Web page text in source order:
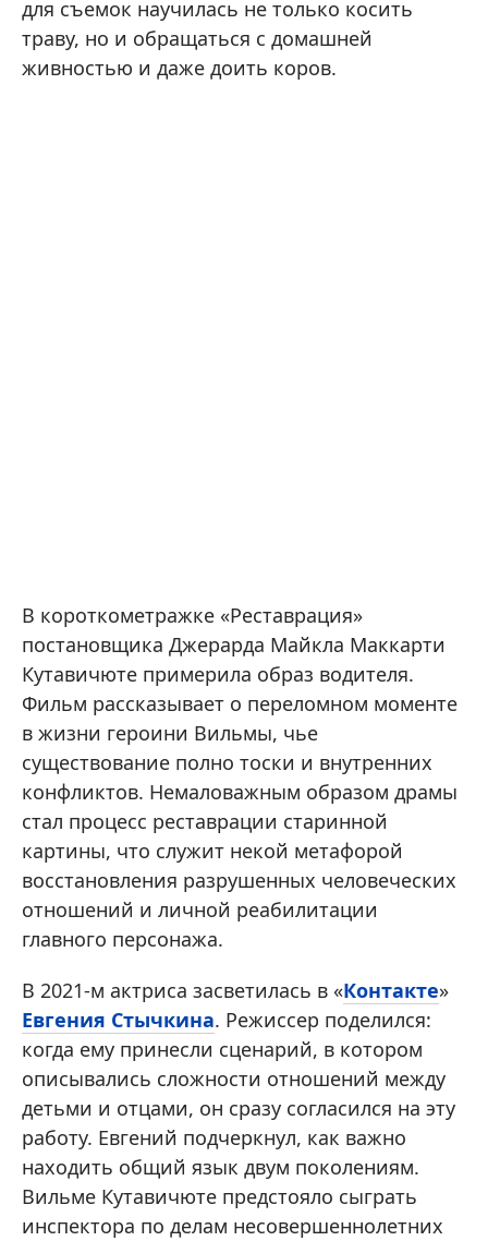
для съемок научилась не только косить
траву, но и обращаться с домашней
живностью и даже доить коров.
В короткометражке «Реставрация»
постановщика Джерарда Майкла Маккарти
Кутавичюте примерила образ водителя.
Фильм рассказывает о переломном моменте
в жизни героини Вильмы, чье
существование полно тоски и внутренних
конфликтов. Немаловажным образом драмы
стал процесс реставрации старинной
картины, что служит некой метафорой
восстановления разрушенных человеческих
отношений и личной реабилитации
главного персонажа.
В 2021-м актриса засветилась в «Контакте»
Евгения Стычкина. Режиссер поделился:
когда ему принесли сценарий, в котором
описывались сложности отношений между
детьми и отцами, он сразу согласился на эту
работу. Евгений подчеркнул, как важно
находить общий язык двум поколениям.
Вильме Кутавичюте предстояло сыграть
инспектора по делам несовершеннолетних